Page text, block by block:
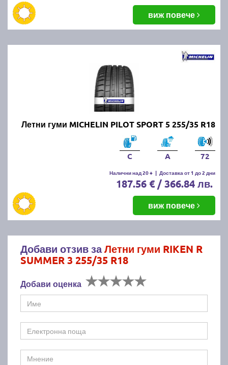
виж повече
Летни гуми MICHELIN PILOT SPORT 5 255/35 R18
C A 72
Налични над 20 + | Доставка от 1 до 2 дни
187.56 € / 366.84 лв.
виж повече
Добави отзив заЛетни гуми RIKEN R
SUMMER 3 255/35 R18
Добави оценка